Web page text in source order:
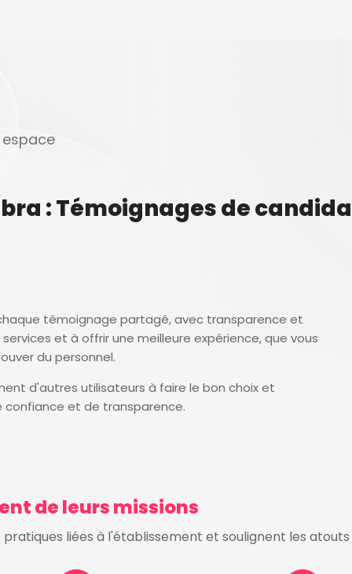
: Témoignages de
témoignage partagé, avec transparence et
et à offrir une meilleure expérience, que vous
du personnel.
d'autres utilisateurs à faire le bon choix et
et de transparence.
de leurs missions
liées à l'établissement et soulignent les